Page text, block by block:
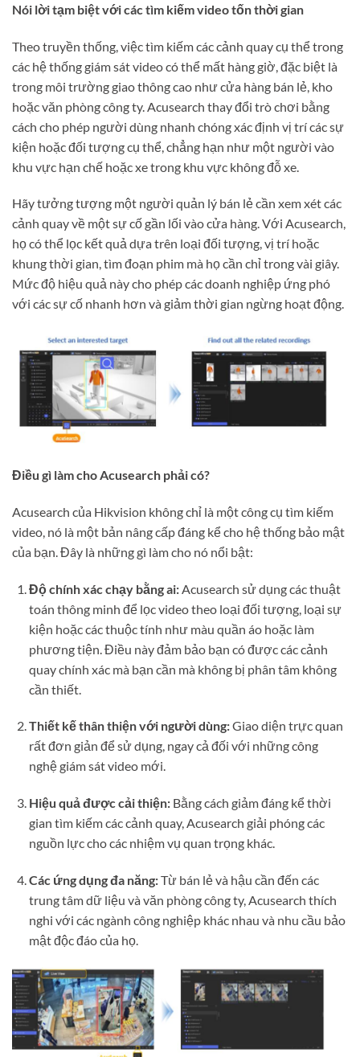
Nói lời tạm biệt với các tìm kiếm video tốn thời gian
Theo truyền thống, việc tìm kiếm các cảnh quay cụ thể trong
các hệ thống giám sát video có thể mất hàng giờ, đặc biệt là
trong môi trường giao thông cao như cửa hàng bán lẻ, kho
hoặc văn phòng công ty. Acusearch thay đổi trò chơi bằng
cách cho phép người dùng nhanh chóng xác định vị trí các sự
kiện hoặc đối tượng cụ thể, chẳng hạn như một người vào
khu vực hạn chế hoặc xe trong khu vực không đỗ xe.
Hãy tưởng tượng một người quản lý bán lẻ cần xem xét các
cảnh quay về một sự cố gần lối vào cửa hàng. Với Acusearch,
họ có thể lọc kết quả dựa trên loại đối tượng, vị trí hoặc
khung thời gian, tìm đoạn phim mà họ cần chỉ trong vài giây.
Mức độ hiệu quả này cho phép các doanh nghiệp ứng phó
với các sự cố nhanh hơn và giảm thời gian ngừng hoạt động.
Điều gì làm cho Acusearch phải có?
Acusearch của Hikvision không chỉ là một công cụ tìm kiếm
video, nó là một bản nâng cấp đáng kể cho hệ thống bảo mật
của bạn. Đây là những gì làm cho nó nổi bật:
Độ chính xác chạy bằng ai: Acusearch sử dụng các thuật
toán thông minh để lọc video theo loại đối tượng, loại sự
kiện hoặc các thuộc tính như màu quần áo hoặc làm
phương tiện. Điều này đảm bảo bạn có được các cảnh
quay chính xác mà bạn cần mà không bị phân tâm không
cần thiết.
Thiết kế thân thiện với người dùng:Giao diện trực quan
rất đơn giản để sử dụng, ngay cả đối với những công
nghệ giám sát video mới.
Hiệu quả được cải thiện:Bằng cách giảm đáng kể thời
gian tìm kiếm các cảnh quay, Acusearch giải phóng các
nguồn lực cho các nhiệm vụ quan trọng khác.
Các ứng dụng đa năng:Từ bán lẻ và hậu cần đến các
trung tâm dữ liệu và văn phòng công ty, Acusearch thích
nghi với các ngành công nghiệp khác nhau và nhu cầu bảo
mật độc đáo của họ.